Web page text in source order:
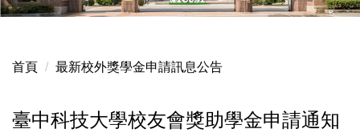
首頁 最新校外獎學金申請訊息公告
臺中科技大學校友會獎助學金申請通知